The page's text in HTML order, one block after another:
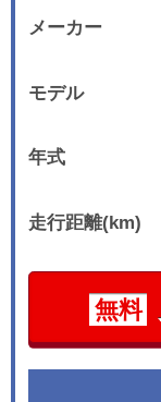
メーカー
モデル
年式
走行距離(km)
無料